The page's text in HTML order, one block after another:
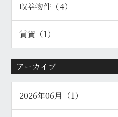
収益物件（4）
賃貸（1）
アーカイブ
2026年06月（1）